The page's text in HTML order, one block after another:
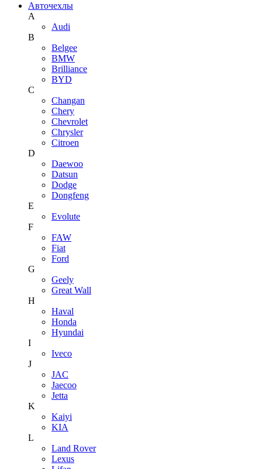
Авточехлы
A
Audi
B
Belgee
BMW
Brilliance
BYD
C
Changan
Chery
Chevrolet
Chrysler
Citroen
D
Daewoo
Datsun
Dodge
Dongfeng
E
Evolute
F
FAW
Fiat
Ford
G
Geely
Great Wall
H
Haval
Honda
Hyundai
I
Iveco
J
JAC
Jaecoo
Jetta
K
Kaiyi
KIA
L
Land Rover
Lexus